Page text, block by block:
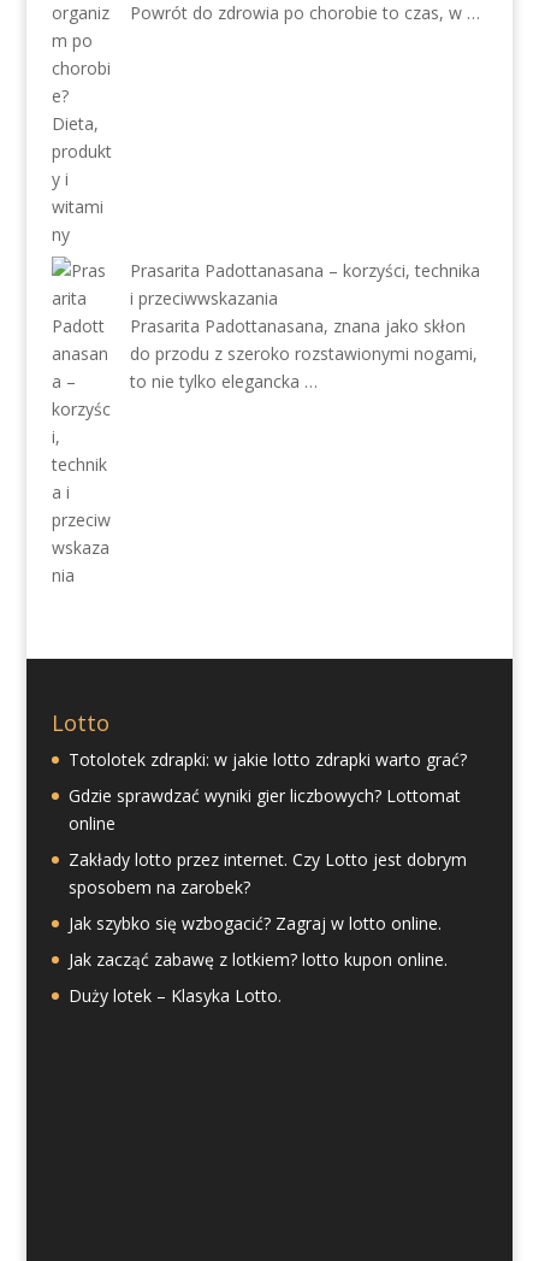
Powrót do zdrowia po chorobie to czas, w …
Prasarita Padottanasana – korzyści, technika
i przeciwwskazania
Prasarita Padottanasana, znana jako skłon
do przodu z szeroko rozstawionymi nogami,
to nie tylko elegancka …
Lotto
Totolotek zdrapki: w jakie lotto zdrapki warto grać?
Gdzie sprawdzać wyniki gier liczbowych? Lottomat
online
Zakłady lotto przez internet. Czy Lotto jest dobrym
sposobem na zarobek?
Jak szybko się wzbogacić? Zagraj w lotto online.
Jak zacząć zabawę z lotkiem? lotto kupon online.
Duży lotek – Klasyka Lotto.